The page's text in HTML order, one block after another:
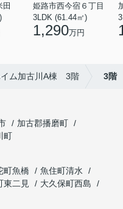
田
姫路市西今宿６丁目
3LDK (61.44㎡)
1,290万円
イム加古川A棟 3階 3階
加古郡播磨町
町
町魚橋
魚住町清水
東二見
大久保町西島